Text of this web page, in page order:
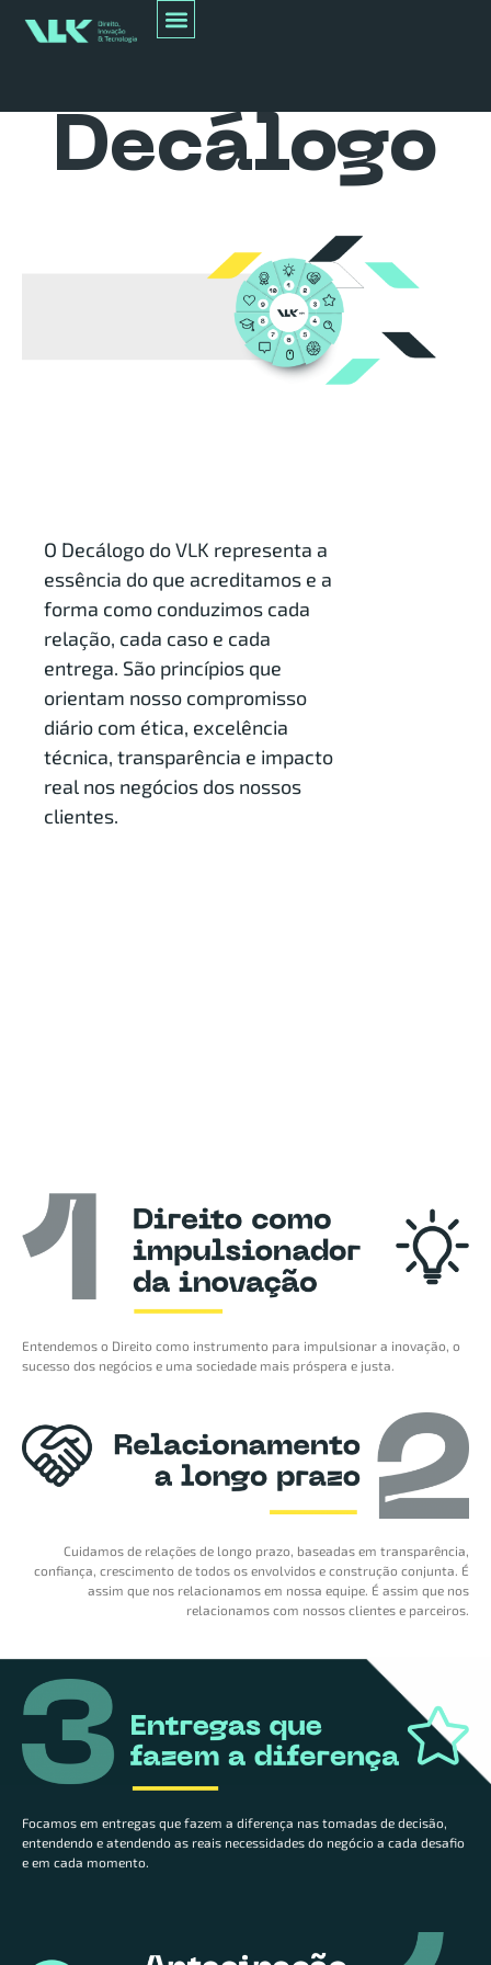
Decálogo
O Decálogo do VLK representa a
essência do que acreditamos e a
forma como conduzimos cada
relação, cada caso e cada
entrega. São princípios que
orientam nosso compromisso
diário com ética, excelência
técnica, transparência e impacto
real nos negócios dos nossos
clientes.
Entendemos o Direito como instrumento para impulsionar a inovação, o
sucesso dos negócios e uma sociedade mais próspera e justa.
Cuidamos de relações de longo prazo, baseadas em transparência,
confiança, crescimento de todos os envolvidos e construção conjunta. É
assim que nos relacionamos em nossa equipe. É assim que nos
relacionamos com nossos clientes e parceiros.
Focamos em entregas que fazem a diferença nas tomadas de decisão,
entendendo e atendendo as reais necessidades do negócio a cada desafio
e em cada momento.